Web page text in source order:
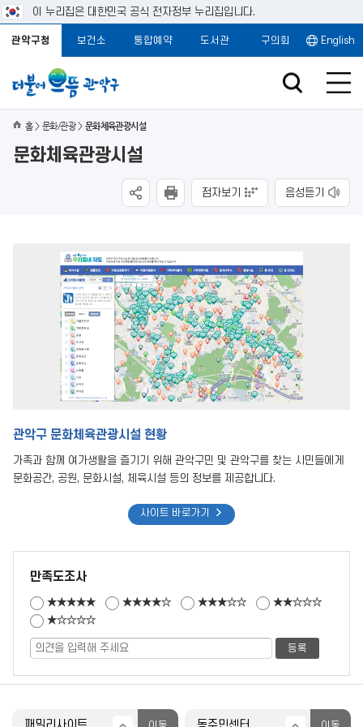
이 누리집은 대한민국 공식 전자정부 누리집입니다.
관악구청 보건소 통합예약 도서관 구의회 English
홈 문화/관광 문화체육관광시설
문화체육관광시설
점자보기 음성듣기
관악구 문화체육관광시설 현황
가족과 함께 여가생활을 즐기기 위해 관악구민 및 관악구를 찾는 시민들에게
문화공간, 공원, 문화시설, 체육시설 등의 정보를 제공합니다.
사이트 바로가기
만족도조사
★★★★★ ★★★★☆ ★★★☆☆
★★☆☆☆
★☆☆☆☆